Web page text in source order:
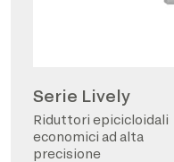
Serie Lively
Riduttori epicicloidali
economici ad alta
precisione